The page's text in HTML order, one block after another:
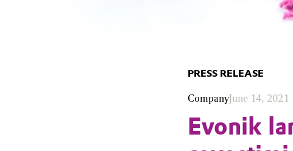
PRESS RELEASE
CompanyJune 14, 2021
Evonik